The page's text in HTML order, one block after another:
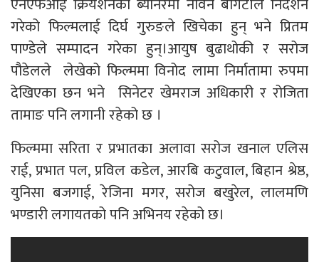
गरेको फिल्मलाई दिर्घ गुरुङले खिचेका हुन् भने प्रितम
पाण्डेले सम्पादन गरेका हुन्।आयुष बुढाथोकी र सरोज
पौडेलले लेखेको फिल्ममा विनोद लामा निर्मातामा रुपमा
देखिएका छन भने सिनेटर खेमराज अधिकारी र रोजिता
तामाङ पनि लगानी रहेको छ ।
फिल्ममा सरिता र प्रभातका अलावा सरोज खनाल एलिस
राई, प्रभात पल, प्रविल कडेल, आरबि कटुवाल, बिहान श्रेष्ठ,
युनिसा बजगाई, रेजिना मगर, सरोज बखुरेल, लालमणि
भण्डारी लगायतको पनि अभिनय रहेको छ।